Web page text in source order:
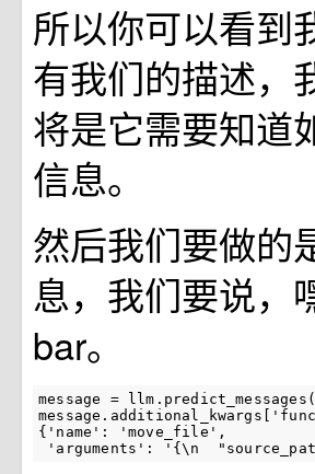
所以你可以看到
有我们的描述，
将是它需要知道
信息。
然后我们要做的
息，我们要说，
bar。
message =
{'name': 'move_file',
'arguments': '{\n